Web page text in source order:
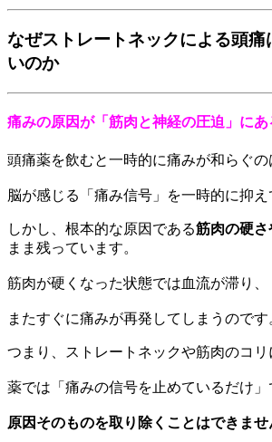
なぜストレートネックによる頭痛
いのか
痛みの原因が「筋肉と神経の圧迫」にあ
頭痛薬を飲むと一時的に痛みが和らぐの
脳が感じる「痛み信号」を一時的に抑え
しかし、根本的な原因である筋肉の硬さ
まま残っています。
筋肉が硬くなった状態では血流が滞り、
またすぐに痛みが再発してしまうのです
つまり、ストレートネックや筋肉のコリ
薬では「痛みの信号を止めているだけ」
原因そのものを取り除くことはできませ